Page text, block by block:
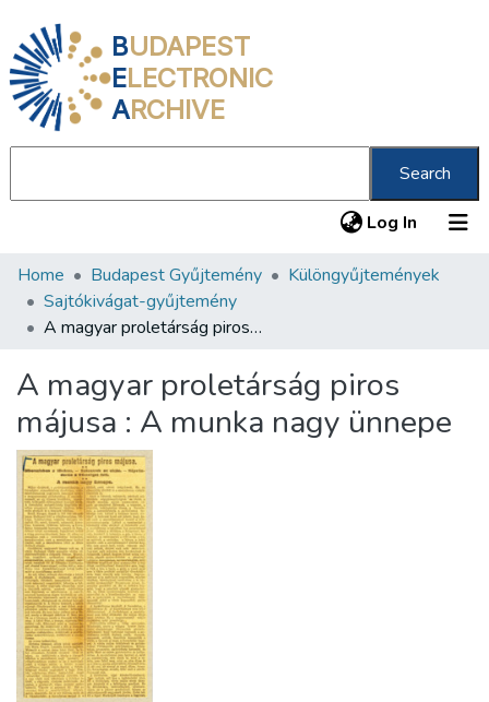
BUDAPEST
ELECTRONIC
ARCHIVE
Search
Log In (current)
Communities & Collections
All of DSpace
About us
Home Budapest Gyűjtemény
Különgyűjtemények
Sajtókivágat-gyűjtemény
A magyar proletárság piros májusa : A munka nagy ünnepe
A magyar proletárság piros
májusa : A munka nagy ünnepe